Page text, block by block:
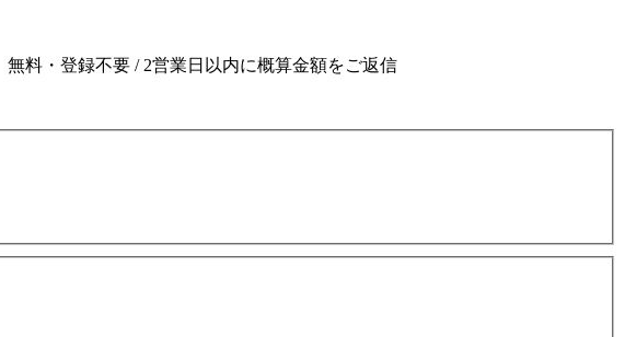
無料・登録不要 / 2営業日以内に概算金額をご返信